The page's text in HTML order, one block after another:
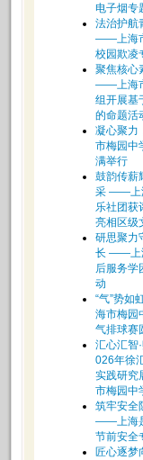
电子烟专
法治护航
——上海
校园欺凌
聚焦核心
——上海
组开展基
的命题活
凝心聚
市梅园中
满举行
鼓韵传薪
采 ——上
乐社团获
亮相区级
研思聚力
长 ——上
后服务学
动
“气”势
海市梅园
气排球赛
汇心汇智
026年徐
实践研究
市梅园中
筑牢安全
——上海
节前安全
匠心逐梦